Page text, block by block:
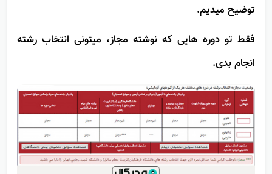
میشی. تو ادامه ی همین مقاله برات انواع دوره ها رو
توضیح میدیم.
فقط تو دوره هایی که نوشته مجاز، میتونی انتخاب رشته
انجام بدی.